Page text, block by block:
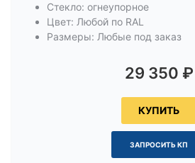
Стекло: огнеупорное
Цвет: Любой по RAL
Размеры: Любые под заказ
29 350 ₽
КУПИТЬ
ЗАПРОСИТЬ КП